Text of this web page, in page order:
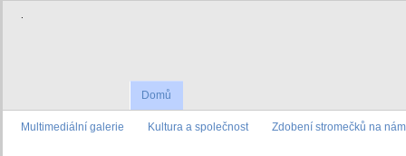
.
Domů
Multimediální galerie Kultura a společnost Zdobení stromečků na